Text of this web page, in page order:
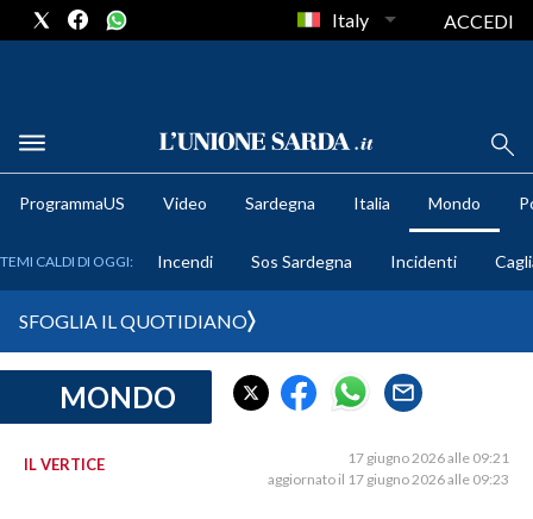
METEO
CRONACA SARDEGNA
PROVINCIA DI CAGLIARI
Italy ACCEDI
ProgrammaUS Video Sardegna Italia Mondo
TEMI CALDI DI OGGI: Incendi Sos Sardegna Incidenti
SFOGLIA IL QUOTIDIANO
MONDO
IL VERTICE
17 giugno 2026 alle 09:21
aggiornato il 17 giugno 2026 alle 09:23